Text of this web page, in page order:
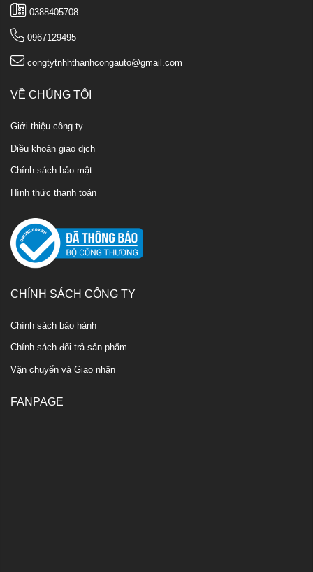
0388405708
0967129495
congtytnhhthanhcongauto@gmail.com
VỀ CHÚNG TÔI
Giới thiệu công ty
Điều khoản giao dịch
Chính sách bảo mật
Hình thức thanh toán
CHÍNH SÁCH CÔNG TY
Chính sách bảo hành
Chính sách đổi trả sản phẩm
Vận chuyển và Giao nhận
FANPAGE